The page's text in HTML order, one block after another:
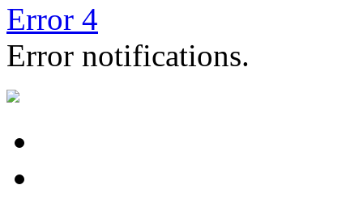
Error 4
Error notifications.